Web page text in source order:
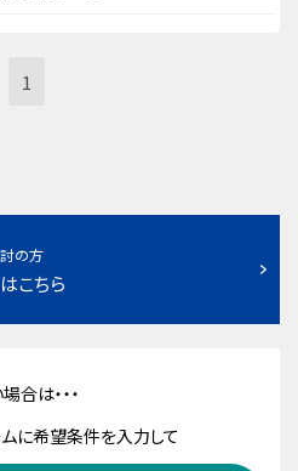
1
の方
こちら
は・・・
に希望条件を入力して